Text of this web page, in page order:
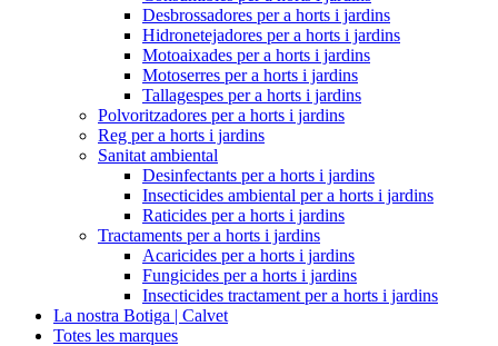
Desbrossadores per a horts i jardins
Hidronetejadores per a horts i jardins
Motoaixades per a horts i jardins
Motoserres per a horts i jardins
Tallagespes per a horts i jardins
Polvoritzadores per a horts i jardins
Reg per a horts i jardins
Sanitat ambiental
Desinfectants per a horts i jardins
Insecticides ambiental per a horts i jardins
Raticides per a horts i jardins
Tractaments per a horts i jardins
Acaricides per a horts i jardins
Fungicides per a horts i jardins
Insecticides tractament per a horts i jardins
La nostra Botiga | Calvet
Totes les marques